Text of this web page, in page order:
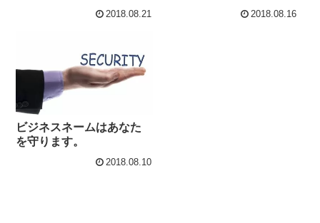
て本当に良かったと感じ
2018.08.21 2018.08.16
ビジネスネームはあなた
を守ります。
2018.08.10